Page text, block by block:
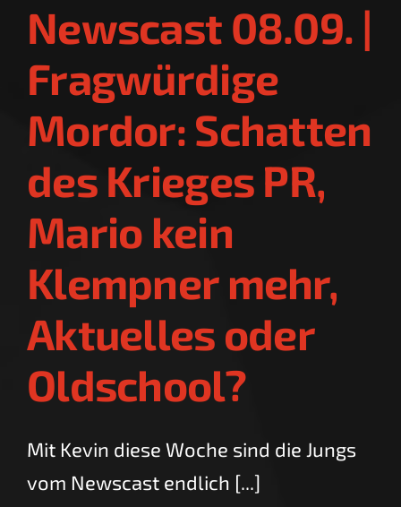
Newscast 08.09. |
Fragwürdige
Mordor: Schatten
des Krieges PR,
Mario kein
Klempner mehr,
Aktuelles oder
Oldschool?
Mit Kevin diese Woche sind die Jungs
vom Newscast endlich [...]